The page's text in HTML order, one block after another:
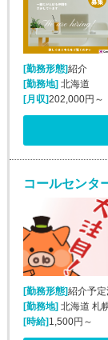
[勤務形態]紹介
[勤務地] 北海道
[月収]202,000円～
[勤務形態]紹介予定
[勤務地] 北海道 札
[時給] 1,500円～